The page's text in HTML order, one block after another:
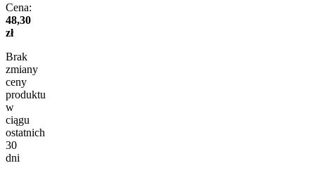
Cena:
48,30
zł
Brak
zmiany
ceny
produktu
w
ciągu
ostatnich
30
dni